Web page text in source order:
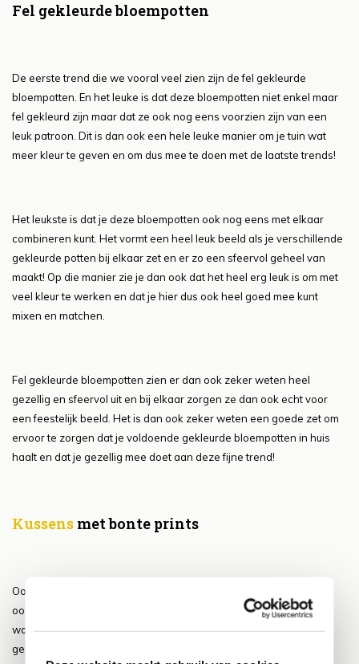
Fel gekleurde bloempotten
De eerste trend die we vooral veel zien zijn de fel gekleurde
bloempotten. En het leuke is dat deze bloempotten niet enkel maar
fel gekleurd zijn maar dat ze ook nog eens voorzien zijn van een
leuk patroon. Dit is dan ook een hele leuke manier om je tuin wat
meer kleur te geven en om dus mee te doen met de laatste trends!
Het leukste is dat je deze bloempotten ook nog eens met elkaar
combineren kunt. Het vormt een heel leuk beeld als je verschillende
gekleurde potten bij elkaar zet en er zo een sfeervol geheel van
maakt! Op die manier zie je dan ook dat het heel erg leuk is om met
veel kleur te werken en dat je hier dus ook heel goed mee kunt
mixen en matchen.
Fel gekleurde bloempotten zien er dan ook zeker weten heel
gezellig en sfeervol uit en bij elkaar zorgen ze dan ook echt voor
een feestelijk beeld. Het is dan ook zeker weten een goede zet om
ervoor te zorgen dat je voldoende gekleurde bloempotten in huis
haalt en dat je gezellig mee doet aan deze fijne trend!
Kussens met bonte prints
Ook zien we nog een hele toffe trend tevoorschijn komen die we
ook zeer zeker hier even willen vermelden. Namelijk de trend
waarbij je dus ziet dat er heel erg veel bonte prints door elkaar
gebruikt worden. Ook dit is een hele fijne trend die voor heel veel